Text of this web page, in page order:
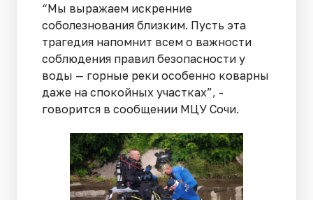
“Мы выражаем искренние
соболезнования близким. Пусть эта
трагедия напомнит всем о важности
соблюдения правил безопасности у
воды — горные реки особенно коварны
даже на спокойных участках”, -
говорится в сообщении МЦУ Сочи.